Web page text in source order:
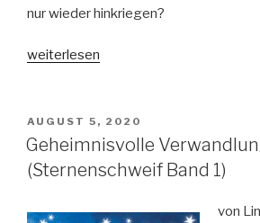
nur wieder hinkriegen?
„Emma
zaubern
ist
auch
keine
weiterlesen
VERÖFFENTLICHT
AM
AUGUST 5, 2020
Geheimnisvolle
(Sternenschweif Band 1)
von